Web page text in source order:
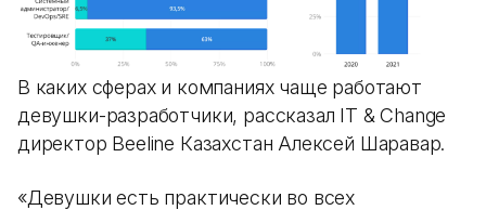
В каких сферах и компаниях чаще работают
девушки-разработчики, рассказал IT & Change
директор Beeline Казахстан Алексей Шаравар.
«Девушки есть практически во всех